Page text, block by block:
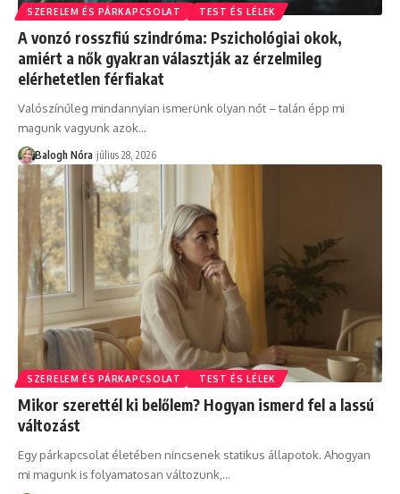
SZERELEM ÉS PÁRKAPCSOLAT TEST ÉS LÉLEK
A vonzó rosszfiú szindróma: Pszichológiai okok,
amiért a nők gyakran választják az érzelmileg
elérhetetlen férfiakat
Valószínűleg mindannyian ismerünk olyan nőt – talán épp mi
magunk vagyunk azok…
Balogh Nóra július 28, 2026
SZERELEM ÉS PÁRKAPCSOLAT TEST ÉS LÉLEK
Mikor szerettél ki belőlem? Hogyan ismerd fel a lassú
változást
Egy párkapcsolat életében nincsenek statikus állapotok. Ahogyan
mi magunk is folyamatosan változunk,…